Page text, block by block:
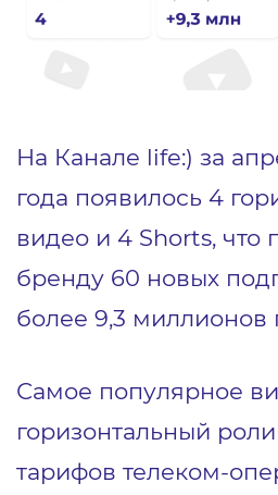
На Канале life:) за
года появилось 4
видео и 4 Shorts, что
бренду 60 новых
более 9,3 миллионов
Самое популярное
горизонтальный
тарифов телеком-